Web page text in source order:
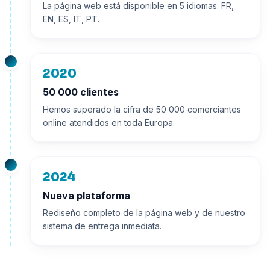
La página web está disponible en 5 idiomas: FR,
EN, ES, IT, PT.
2020
50 000 clientes
Hemos superado la cifra de 50 000 comerciantes
online atendidos en toda Europa.
2024
Nueva plataforma
Rediseño completo de la página web y de nuestro
sistema de entrega inmediata.